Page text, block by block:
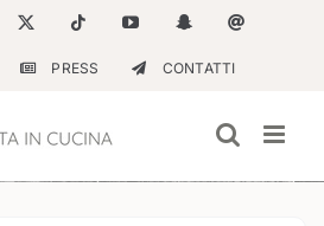
Tiktok YouTubeSnapchatEmail
PRESS CONTATTI